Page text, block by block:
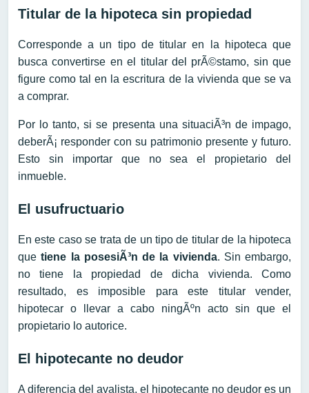
Titular de la hipoteca sin propiedad
Corresponde a un tipo de titular en la hipoteca que
busca convertirse en el titular del prÃ©stamo, sin que
figure como tal en la escritura de la vivienda que se va
a comprar.
Por lo tanto, si se presenta una situaciÃ³n de impago,
deberÃ¡ responder con su patrimonio presente y futuro.
Esto sin importar que no sea el propietario del
inmueble.
El usufructuario
En este caso se trata de un tipo de titular de la hipoteca
quetiene la posesiÃ³n de la vivienda. Sin embargo,
no tiene la propiedad de dicha vivienda. Como
resultado, es imposible para este titular vender,
hipotecar o llevar a cabo ningÃºn acto sin que el
propietario lo autorice.
El hipotecante no deudor
A diferencia del avalista, el hipotecante no deudor es un